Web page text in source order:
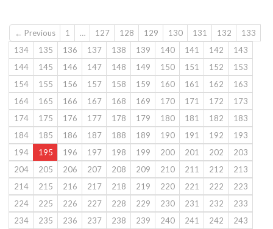
← Previous 1 … 127 128 129 130 131 132
133
134
135 136 137 138 139 140 141 142
143
144
145 146 147 148 149 150 151 152
153
154
155 156 157 158 159 160 161 162
163
164
165 166 167 168 169 170 171 172
173
174
175 176 177 178 179 180 181 182
183
184
185 186 187 188 189 190 191 192
193
194
195 196 197 198 199 200 201 202
203
204
205 206 207 208 209 210 211 212
213
214
215 216 217 218 219 220 221 222
223
224
225 226 227 228 229 230 231 232
233
234
235 236 237 238 239 240 241 242
243